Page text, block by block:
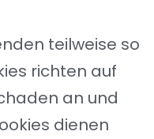
teilweise so
richten auf
an und
dienen